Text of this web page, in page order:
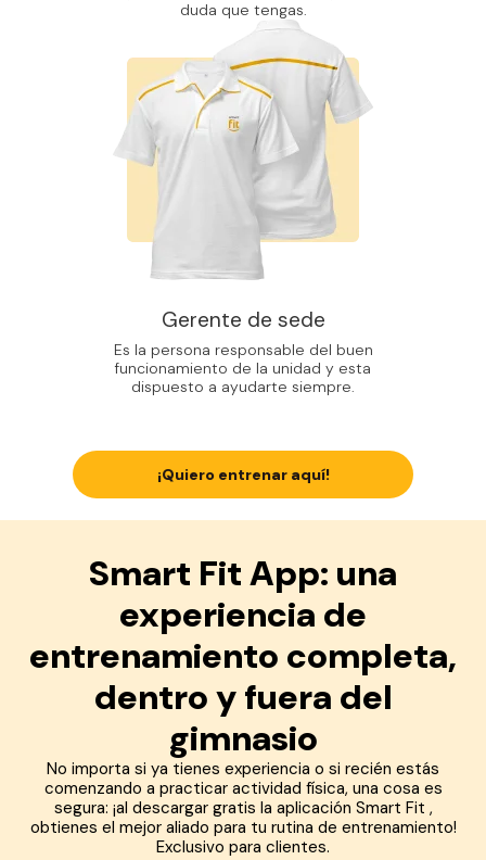
duda que tengas.
Gerente de sede
Es la persona responsable del buen
funcionamiento de la unidad y esta
dispuesto a ayudarte siempre.
¡Quiero entrenar aquí!
Smart Fit App: una
experiencia de
entrenamiento completa,
dentro y fuera del
gimnasio
No importa si ya tienes experiencia o si recién estás
comenzando a practicar actividad física, una cosa es
segura: ¡al descargar gratis la aplicación Smart Fit ,
obtienes el mejor aliado para tu rutina de entrenamiento!
Exclusivo para clientes.